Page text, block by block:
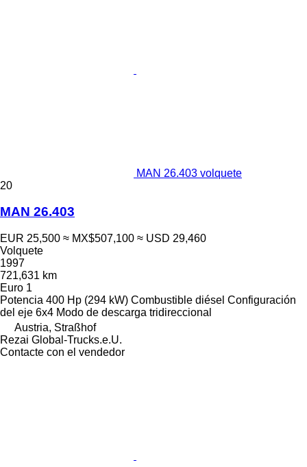
MAN 26.403 volquete
20
MAN 26.403
EUR 25,500 ≈ MX$507,100 ≈ USD 29,460
Volquete
1997
721,631 km
Euro 1
Potencia 400 Hp (294 kW) Combustible diésel Configuración
del eje 6x4 Modo de descarga tridireccional
Austria, Straßhof
Rezai Global-Trucks.e.U.
Contacte con el vendedor